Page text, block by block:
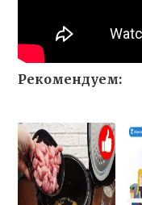
Рекомендуем: